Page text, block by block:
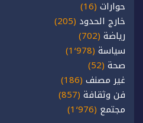
حوارات (16)
خارج الحدود (205)
رياضة (702)
سياسة (1٬978)
صحة (52)
غير مصنف (186)
فن وثقافة (857)
مجتمع (1٬976)